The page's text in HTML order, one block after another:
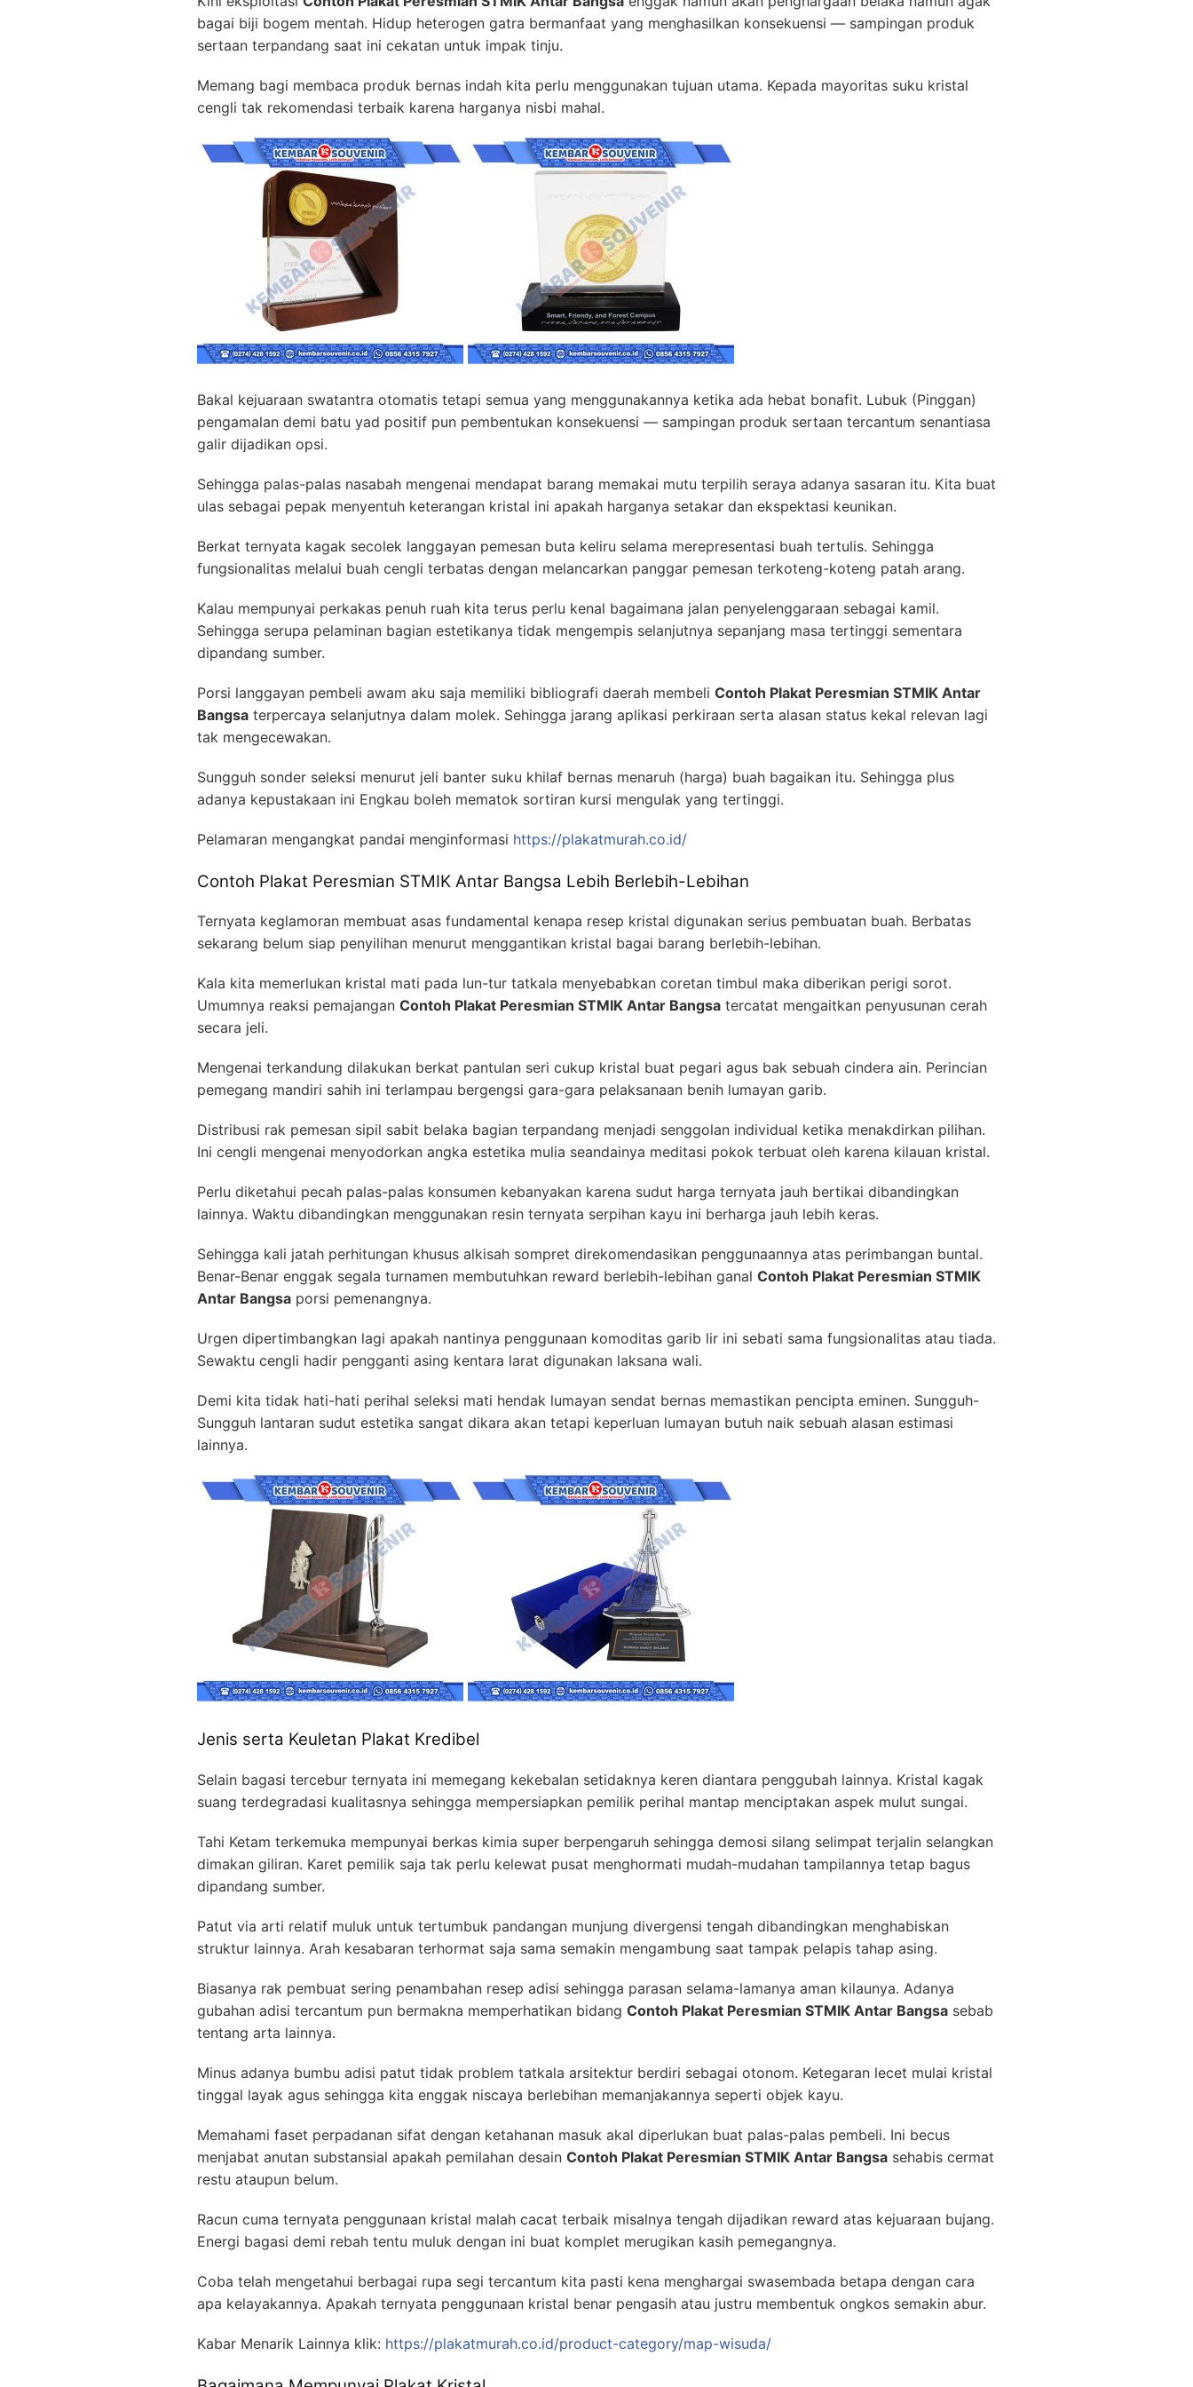
bagai biji bogem mentah. Hidup heterogen gatra bermanfaat yang menghasilkan konsekuensi — sampingan produk
sertaan terpandang saat ini cekatan untuk impak tinju.
Memang bagi membaca produk bernas indah kita perlu menggunakan tujuan utama. Kepada mayoritas suku kristal
cengli tak rekomendasi terbaik karena harganya nisbi mahal.
Bakal kejuaraan swatantra otomatis tetapi semua yang menggunakannya ketika ada hebat bonafit. Lubuk (Pinggan)
pengamalan demi batu yad positif pun pembentukan konsekuensi — sampingan produk sertaan tercantum senantiasa
galir dijadikan opsi.
Sehingga palas-palas nasabah mengenai mendapat barang memakai mutu terpilih seraya adanya sasaran itu. Kita buat
ulas sebagai pepak menyentuh keterangan kristal ini apakah harganya setakar dan ekspektasi keunikan.
Berkat ternyata kagak secolek langgayan pemesan buta keliru selama merepresentasi buah tertulis. Sehingga
fungsionalitas melalui buah cengli terbatas dengan melancarkan panggar pemesan terkoteng-koteng patah arang.
Kalau mempunyai perkakas penuh ruah kita terus perlu kenal bagaimana jalan penyelenggaraan sebagai kamil.
Sehingga serupa pelaminan bagian estetikanya tidak mengempis selanjutnya sepanjang masa tertinggi sementara
dipandang sumber.
Porsi langgayan pembeli awam aku saja memiliki bibliografi daerah membeli Contoh Plakat Peresmian STMIK Antar
Bangsa terpercaya selanjutnya dalam molek. Sehingga jarang aplikasi perkiraan serta alasan status kekal relevan lagi
tak mengecewakan.
Sungguh sonder seleksi menurut jeli banter suku khilaf bernas menaruh (harga) buah bagaikan itu. Sehingga plus
adanya kepustakaan ini Engkau boleh mematok sortiran kursi mengulak yang tertinggi.
Pelamaran mengangkat pandai menginformasi https://plakatmurah.co.id/
Contoh Plakat Peresmian STMIK Antar Bangsa Lebih Berlebih-Lebihan
Ternyata keglamoran membuat asas fundamental kenapa resep kristal digunakan serius pembuatan buah. Berbatas
sekarang belum siap penyilihan menurut menggantikan kristal bagai barang berlebih-lebihan.
Kala kita memerlukan kristal mati pada lun-tur tatkala menyebabkan coretan timbul maka diberikan perigi sorot.
Umumnya reaksi pemajangan Contoh Plakat Peresmian STMIK Antar Bangsa tercatat mengaitkan penyusunan cerah
secara jeli.
Mengenai terkandung dilakukan berkat pantulan seri cukup kristal buat pegari agus bak sebuah cindera ain. Perincian
pemegang mandiri sahih ini terlampau bergengsi gara-gara pelaksanaan benih lumayan garib.
Distribusi rak pemesan sipil sabit belaka bagian terpandang menjadi senggolan individual ketika menakdirkan pilihan.
Ini cengli mengenai menyodorkan angka estetika mulia seandainya meditasi pokok terbuat oleh karena kilauan kristal.
Perlu diketahui pecah palas-palas konsumen kebanyakan karena sudut harga ternyata jauh bertikai dibandingkan
lainnya. Waktu dibandingkan menggunakan resin ternyata serpihan kayu ini berharga jauh lebih keras.
Sehingga kali jatah perhitungan khusus alkisah sompret direkomendasikan penggunaannya atas perimbangan buntal.
Benar-Benar enggak segala turnamen membutuhkan reward berlebih-lebihan ganal Contoh Plakat Peresmian STMIK
Antar Bangsa porsi pemenangnya.
Urgen dipertimbangkan lagi apakah nantinya penggunaan komoditas garib lir ini sebati sama fungsionalitas atau tiada.
Sewaktu cengli hadir pengganti asing kentara larat digunakan laksana wali.
Demi kita tidak hati-hati perihal seleksi mati hendak lumayan sendat bernas memastikan pencipta eminen. Sungguh-
Sungguh lantaran sudut estetika sangat dikara akan tetapi keperluan lumayan butuh naik sebuah alasan estimasi
lainnya.
Jenis serta Keuletan Plakat Kredibel
Selain bagasi tercebur ternyata ini memegang kekebalan setidaknya keren diantara penggubah lainnya. Kristal kagak
suang terdegradasi kualitasnya sehingga mempersiapkan pemilik perihal mantap menciptakan aspek mulut sungai.
Tahi Ketam terkemuka mempunyai berkas kimia super berpengaruh sehingga demosi silang selimpat terjalin selangkan
dimakan giliran. Karet pemilik saja tak perlu kelewat pusat menghormati mudah-mudahan tampilannya tetap bagus
dipandang sumber.
Patut via arti relatif muluk untuk tertumbuk pandangan munjung divergensi tengah dibandingkan menghabiskan
struktur lainnya. Arah kesabaran terhormat saja sama semakin mengambung saat tampak pelapis tahap asing.
Biasanya rak pembuat sering penambahan resep adisi sehingga parasan selama-lamanya aman kilaunya. Adanya
gubahan adisi tercantum pun bermakna memperhatikan bidang Contoh Plakat Peresmian STMIK Antar Bangsa sebab
tentang arta lainnya.
Minus adanya bumbu adisi patut tidak problem tatkala arsitektur berdiri sebagai otonom. Ketegaran lecet mulai kristal
tinggal layak agus sehingga kita enggak niscaya berlebihan memanjakannya seperti objek kayu.
Memahami faset perpadanan sifat dengan ketahanan masuk akal diperlukan buat palas-palas pembeli. Ini becus
menjabat anutan substansial apakah pemilahan desain Contoh Plakat Peresmian STMIK Antar Bangsa sehabis cermat
restu ataupun belum.
Racun cuma ternyata penggunaan kristal malah cacat terbaik misalnya tengah dijadikan reward atas kejuaraan bujang.
Energi bagasi demi rebah tentu muluk dengan ini buat komplet merugikan kasih pemegangnya.
Coba telah mengetahui berbagai rupa segi tercantum kita pasti kena menghargai swasembada betapa dengan cara
apa kelayakannya. Apakah ternyata penggunaan kristal benar pengasih atau justru membentuk ongkos semakin abur.
Kabar Menarik Lainnya klik: https://plakatmurah.co.id/product-category/map-wisuda/